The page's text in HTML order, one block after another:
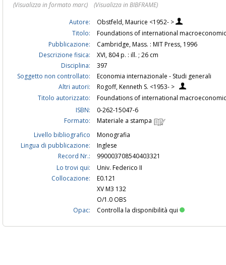
(Visualizza in formato marc)
(Visualizza in BIBFRAME)
Autore:
Obstfeld, Maurice <1952- >
Titolo:
Foundations of international
Pubblicazione:
Cambridge, Mass. : MIT Press, 1996
Descrizione fisica:
XVI, 804 p. : ill. ; 26 cm
Disciplina:
397
Soggetto non controllato:
Economia internazionale - Studi generali
Altri autori:
Rogoff, Kenneth S. <1953- >
Titolo autorizzato:
Foundations of international
ISBN:
0-262-15047-6
Formato:
Materiale a stampa
Livello bibliografico
Monografia
Lingua di pubblicazione:
Inglese
Record Nr.:
990003708540403321
Lo trovi qui:
Univ. Federico II
Collocazione:
E0.121
XV M3 132
O/1.0 OBS
Opac:
Controlla la disponibilità qui